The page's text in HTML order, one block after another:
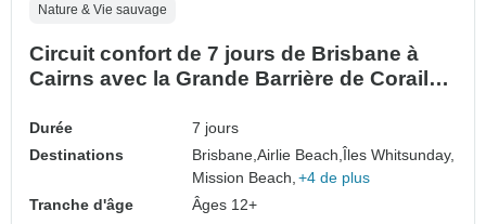
Nature & Vie sauvage
Circuit confort de 7 jours de Brisbane à
Cairns avec la Grande Barrière de Corail
Durée
7 jours
Destinations
Brisbane,Airlie Beach,Îles Whitsunday,
Mission Beach, +4 de plus
Tranche d'âge
Âges 12+